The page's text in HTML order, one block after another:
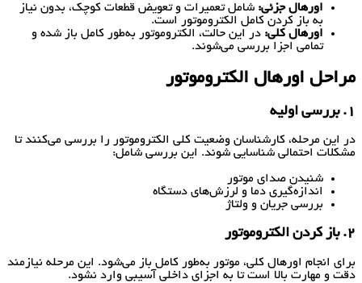
اورهال جزئی: شامل تعمیرات و تعویض قطعات کوچک، بدون نیاز
به باز کردن کامل الکتروموتور است.
اورهال کلی: در این حالت، الکتروموتور به‌طور کامل باز شده و
تمامی اجزا بررسی می‌شوند.
مراحل اورهال الکتروموتور
1. بررسی اولیه
در این مرحله، کارشناسان وضعیت کلی الکتروموتور را بررسی می‌کنند تا
مشکلات احتمالی شناسایی شوند. این بررسی شامل:
شنیدن صدای موتور
اندازه‌گیری دما و لرزش‌های دستگاه
بررسی جریان و ولتاژ
2. باز کردن الکتروموتور
برای انجام اورهال کلی، موتور به‌طور کامل باز می‌شود. این مرحله نیازمند
دقت و مهارت بالا است تا به اجزای داخلی آسیبی وارد نشود.